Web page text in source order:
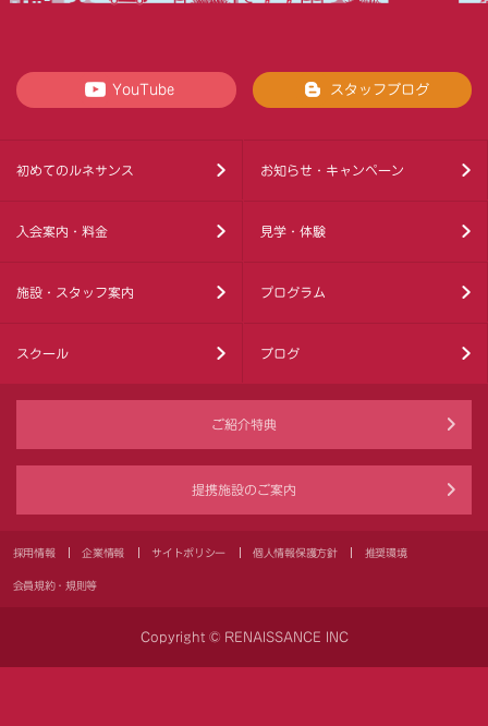
YouTube スタッフブログ
初めてのルネサンス お知らせ・キャンペーン
入会案内・料金 見学・体験
施設・スタッフ案内 プログラム
スクール ブログ
ご紹介特典
提携施設のご案内
採用情報 企業情報 サイトポリシー 個人情報保護方針 推奨環境
会員規約・規則等
Copyright © RENAISSANCE INC